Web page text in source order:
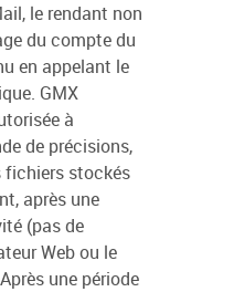
le rendant non
du compte du
en appelant le
GMX
à
de précisions,
fichiers stockés
après une
(pas de
Web ou le
une période